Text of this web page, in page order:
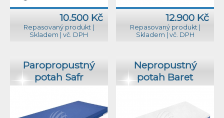
10.500 Kč
Repasovaný produkt
Skladem
vč. DPH
12.900 Kč
Repasovaný produkt
Skladem
vč. DPH
Paropropustný
potah Safr
Nepropustný
potah Baret